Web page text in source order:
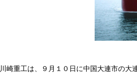
川崎重工は、９月１０日に中国大連市の大